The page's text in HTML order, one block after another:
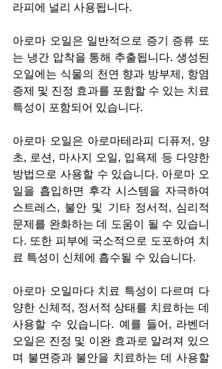
라피에 널리 사용됩니다.
아로마 오일은 일반적으로 증기 증류 또
는 냉간 압착을 통해 추출됩니다. 생성된
오일에는 식물의 천연 향과 방부제, 항염
증제 및 진정 효과를 포함할 수 있는 치료
특성이 포함되어 있습니다.
아로마 오일은 아로마테라피 디퓨저, 양
초, 로션, 마사지 오일, 입욕제 등 다양한
방법으로 사용할 수 있습니다. 아로마 오
일을 흡입하면 후각 시스템을 자극하여
스트레스, 불안 및 기타 정서적, 심리적
문제를 완화하는 데 도움이 될 수 있습니
다. 또한 피부에 국소적으로 도포하여 치
료 특성이 신체에 흡수될 수 있습니다.
아로마 오일마다 치료 특성이 다르며 다
양한 신체적, 정서적 상태를 치료하는 데
사용할 수 있습니다. 예를 들어, 라벤더
오일은 진정 및 이완 효과로 알려져 있으
며 불면증과 불안을 치료하는 데 사용할